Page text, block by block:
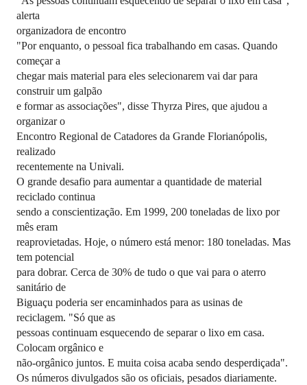
alerta
organizadora de encontro
"Por enquanto, o pessoal fica trabalhando em casas. Quando
começar a
chegar mais material para eles selecionarem vai dar para
construir um galpão
e formar as associações", disse Thyrza Pires, que ajudou a
organizar o
Encontro Regional de Catadores da Grande Florianópolis,
realizado
recentemente na Univali.
O grande desafio para aumentar a quantidade de material
reciclado continua
sendo a conscientização. Em 1999, 200 toneladas de lixo por
mês eram
reaprovietadas. Hoje, o número está menor: 180 toneladas. Mas
tem potencial
para dobrar. Cerca de 30% de tudo o que vai para o aterro
sanitário de
Biguaçu poderia ser encaminhados para as usinas de
reciclagem. "Só que as
pessoas continuam esquecendo de separar o lixo em casa.
Colocam orgânico e
não-orgânico juntos. E muita coisa acaba sendo desperdiçada".
Os números divulgados são os oficiais, pesados diariamente.